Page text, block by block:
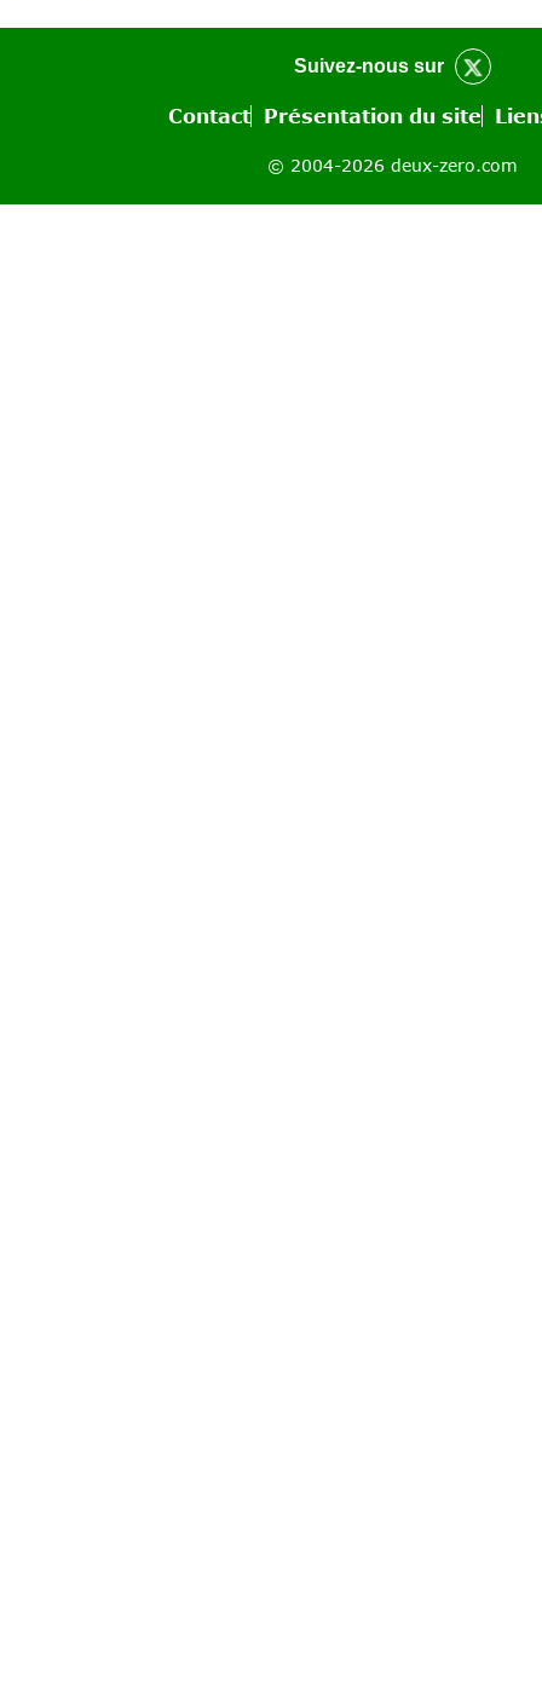
Suivez-nous sur
Contact Présentation du site
© 2004-2026 deux-zero.com